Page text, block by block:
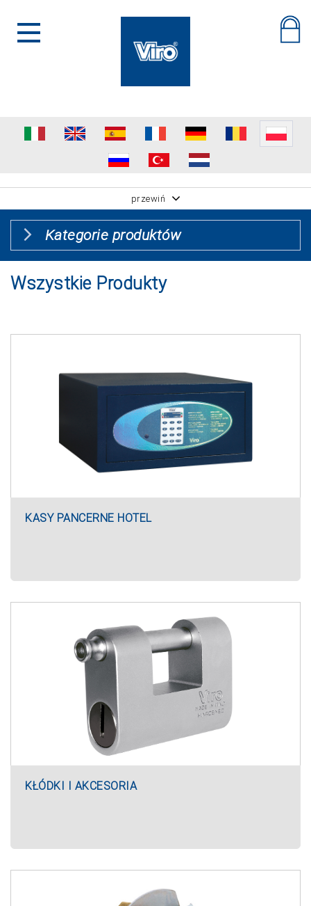
przewiń
Kategorie produktów
Wszystkie Produkty
KASY PANCERNE HOTEL
KŁÓDKI I AKCESORIA